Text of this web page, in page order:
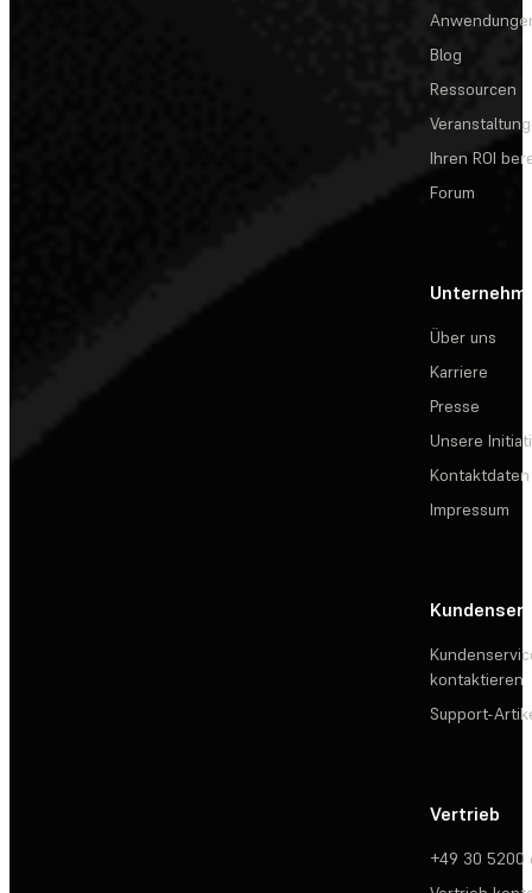
Blog
Ressourcen
Ihren ROI
Forum
Über uns
Karriere
Presse
Unsere
Kontaktdaten
Impressum
kontaktieren
Support-
Vertrieb
+49 30 5200